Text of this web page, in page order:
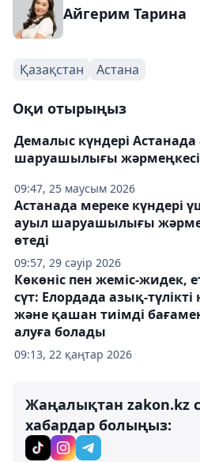
Айгерим Тарина
Қазақстан Астана
Оқи отырыңыз
09:47, 25 маусым 2026
Демалыс күндері
шаруашылығы жәрмеңкесі
09:57, 29 сәуір 2026
Астанада мереке күндері
ауыл шаруашылығы
өтеді
09:13, 22 қаңтар 2026
Көкөніс пен жеміс-жидек,
сүт: Елордада азық-
және қашан тиімді
алуға болады
Жаңалықтан zakon.kz
хабардар болыңыз: